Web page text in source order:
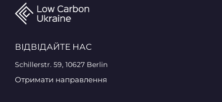
ВІДВІДАЙТЕ НАС
Schillerstr. 59, 10627 Berlin
Отримати направлення